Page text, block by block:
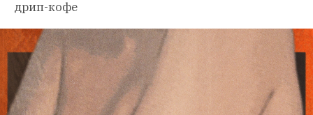
дрип-кофе